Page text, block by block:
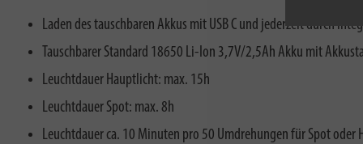
Laden des tauschbaren Akkus mit USB C und jederzeit durch
Tauschbarer Standard 18650 Li-Ion 3,7V/2,5Ah Akku mit
Leuchtdauer Hauptlicht: max. 15h
Leuchtdauer Spot: max. 8h
Leuchtdauer ca. 10 Minuten pro 50 Umdrehungen für Spot oder